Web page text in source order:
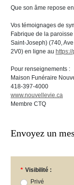
Que son âme repose
Vos témoignages de
Fabrique de la
Saint-Joseph) (740,
2V0) en ligne au
Pour renseignements :
Maison Funéraire
418-397-4000
www.nouvellevie.ca
Membre CTQ
Envoyez un
* Visibilité :
Privé